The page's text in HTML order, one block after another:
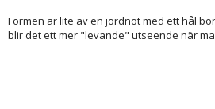
Formen är lite av en jordnöt med ett hål
blir det ett mer "levande" utseende när